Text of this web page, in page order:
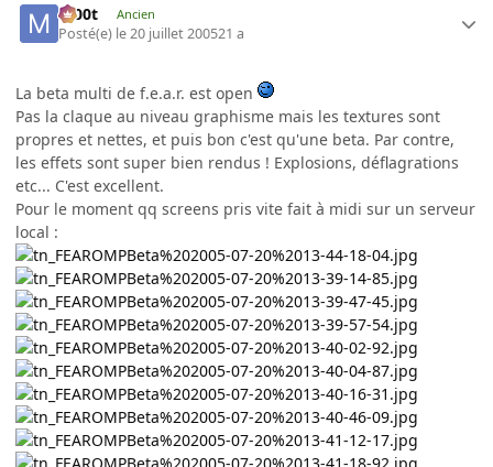
m00t Ancien
Posté(e) le 20 juillet 200521 a
La beta multi de f.e.a.r. est open
Pas la claque au niveau graphisme mais les textures sont
propres et nettes, et puis bon c'est qu'une beta. Par contre,
les effets sont super bien rendus ! Explosions, déflagrations
etc... C'est excellent.
Pour le moment qq screens pris vite fait à midi sur un serveur
local :